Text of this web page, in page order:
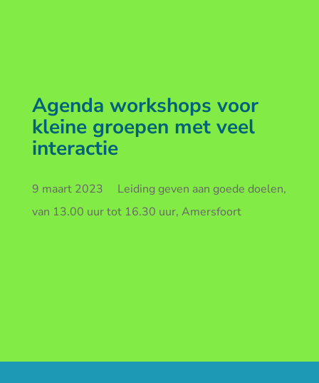
Agenda workshops voor
kleine groepen met veel
interactie
9 maart 2023 Leiding geven aan goede doelen,
van 13.00 uur tot 16.30 uur, Amersfoort